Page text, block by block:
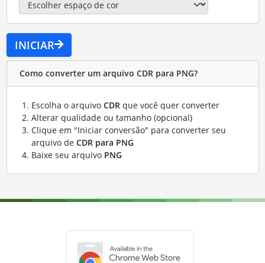
INICIAR
Como converter um arquivo CDR para PNG?
Escolha o arquivo CDRque você quer converter
Alterar qualidade ou tamanho (opcional)
Clique em "Iniciar conversão" para converter seu
arquivo de CDR para PNG
Baixe seu arquivo PNG